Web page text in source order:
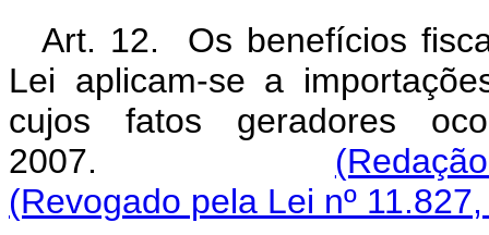
Art. 12. Os benefícios
Lei aplicam-se a
cujos fatos geradores
2007.
(Revogado pela Lei nº